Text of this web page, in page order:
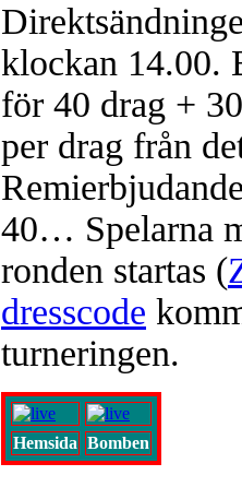
klockan 14.00.
för 40 drag +
per drag från
40… Spelarna
ronden startas (
dresscode
turneringen.
Hemsida Bomben